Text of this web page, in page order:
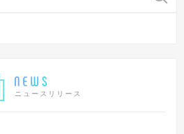
ニュースリリース